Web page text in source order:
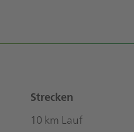
Strecken
10 km Lauf